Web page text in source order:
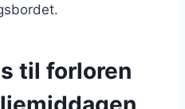
til forloren